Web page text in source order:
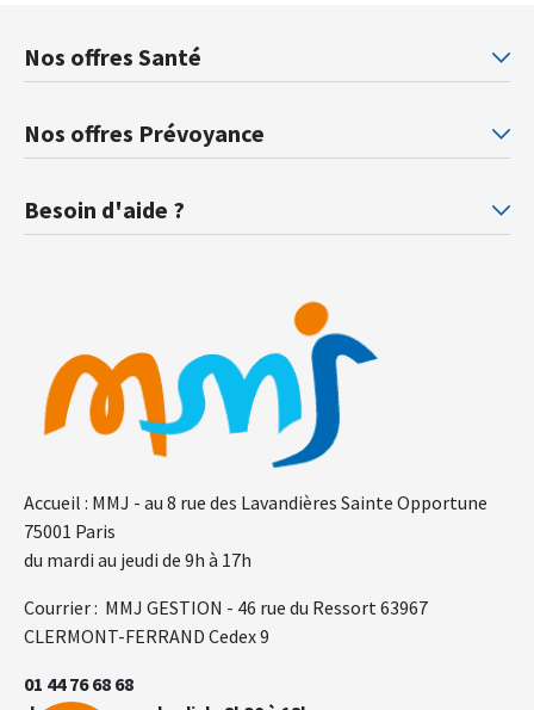
Accueil : MMJ - au 8 rue des Lavandières Sainte Opportune
75001 Paris
du mardi au jeudi de 9h à 17h
Courrier : MMJ GESTION - 46 rue du Ressort 63967
CLERMONT-FERRAND Cedex 9
01 44 76 68 68
Nos offres Santé
Mutuelle santé Retraités justice
Nos offres Prévoyance
Besoin d'aide ?